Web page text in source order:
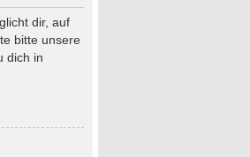
dir, auf
bitte unsere
dich in